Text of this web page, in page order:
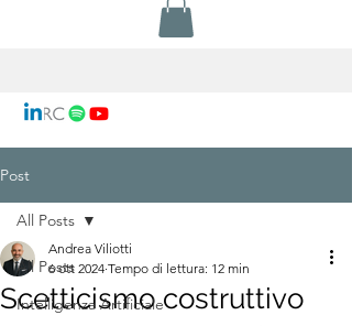
Post
All Posts
Intelligenza Artificiale
All Posts
Scetticismo costruttivo
Andrea Viliotti
6 ott 2024 Tempo di lettura: 12 min